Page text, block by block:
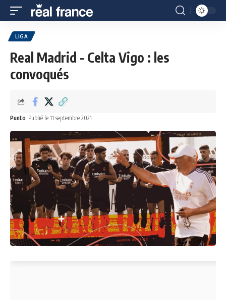
LIGA
Real Madrid - Celta Vigo : les
convoqués
Punto Publié le 11 septembre 2021